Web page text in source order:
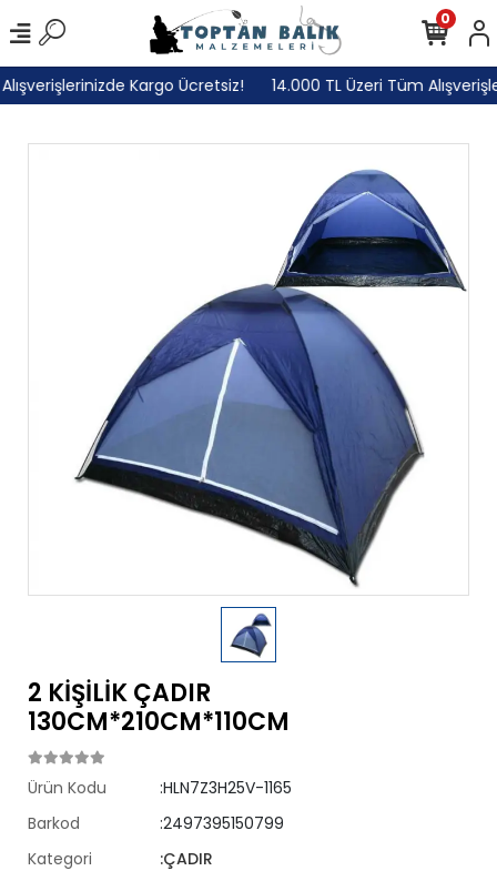
Kargo Ücretsiz! 14.000 TL Üzeri Tüm
0
2 KİŞİLİK ÇADIR
130CM*210CM*110CM
Ürün Kodu
:HLN7Z3H25V-1165
Barkod
:2497395150799
Kategori
:ÇADIR